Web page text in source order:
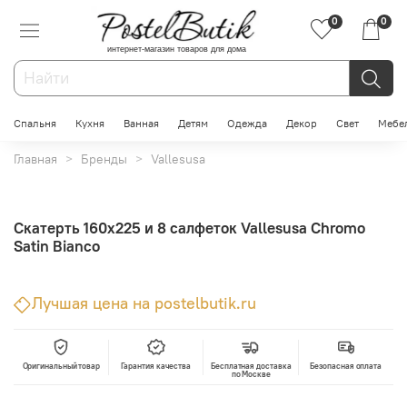
интернет-магазин товаров для дома
0 0
Спальня Кухня Ванная Детям Одежда Декор Свет
Главная Бренды Vallesusa
Скатерть 160x225 и 8 салфеток Vallesusa Chromo
Satin Bianco
Лучшая цена на postelbutik.ru
Оригинальный товар Гарантия качества
Бесплатная доставка
по Москве
Безопасная оплата